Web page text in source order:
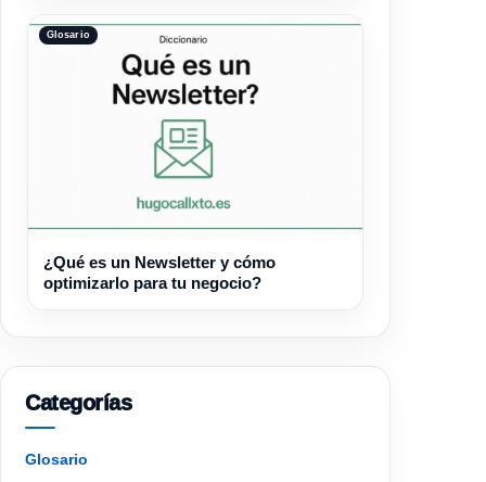
Glosario
¿Qué es un Newsletter y cómo
optimizarlo para tu negocio?
Categorías
Glosario